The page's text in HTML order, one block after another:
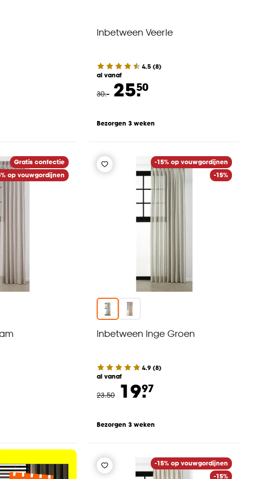
Inbetween Veerle
4.5 (8)
al vanaf
30.- 25.50
Bezorgen 3 weken
Gratis confectie
op vouwgordijnen
-15% op vouwgordijnen
-15%
Inbetween Inge Groen
4.9 (8)
al vanaf
23.50 19.97
Bezorgen 3 weken
-15% op vouwgordijnen
-15%